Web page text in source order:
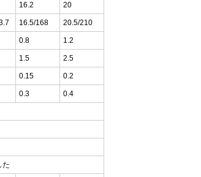
16.2 20
16.5/168 20.5/210
0.8 1.2
1.5 2.5
0.15 0.2
0.3 0.4
た